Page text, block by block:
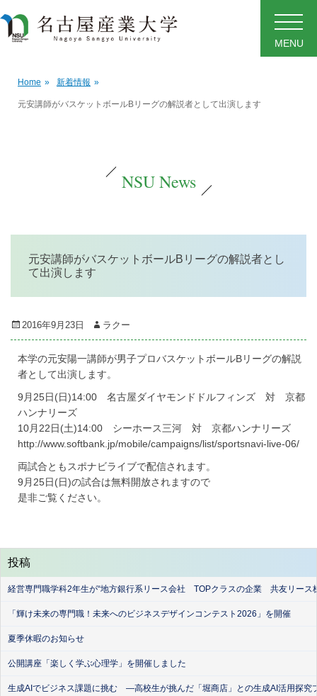
MENU
Home » 新着情報 »
元安講師がバスケットボールBリーグの解説者として出演します
NSU News
元安講師がバスケットボールBリーグの解説者とし
て出演します
Posted
on
2016年9月23日 Author
ラクー
本学の元安陽一講師が男子プロバスケットボールBリーグの解説
者として出演します。
9月25日(日)14:00 名古屋ダイヤモンドドルフィンズ 対 京都
ハンナリーズ
10月22日(土)14:00 シーホース三河 対 京都ハンナリーズ
http://www.softbank.jp/mobile/campaigns/list/sportsnavi-live-06/
両試合ともスポナビライブで配信されます。
9月25日(日)の試合は無料開放されますので
是非ご覧ください。
投稿
経営専門職学科2年生が“地方銀行系リース会社 TOPクラスの企業 共友リー
「輝け未来の専門職！未来へのビジネスデザインコンテスト2026」を開催
夏季休暇のお知らせ
公開講座「楽しく学ぶ心理学」を開催しました
生成AIでビジネス課題に挑む ―高校生が挑んだ「堀商店」との生成AI活用探究